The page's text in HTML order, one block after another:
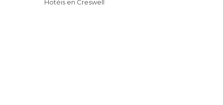
Hotéis en Creswell